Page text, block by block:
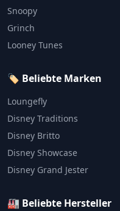
Snoopy
Grinch
Looney Tunes
🏷️ Beliebte Marken
Loungefly
Disney Traditions
Disney Britto
Disney Showcase
Disney Grand Jester
🏭 Beliebte Hersteller